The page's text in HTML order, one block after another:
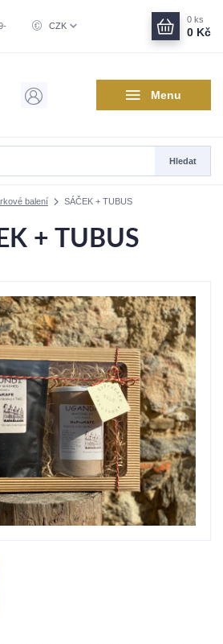
Menu
CZK
Hledat
0 ks
0 Kč
balení SÁČEK + TUBUS
+ TUBUS